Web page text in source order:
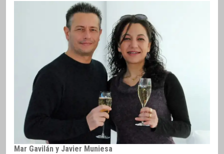
Mar Gavilán y Javier Muniesa